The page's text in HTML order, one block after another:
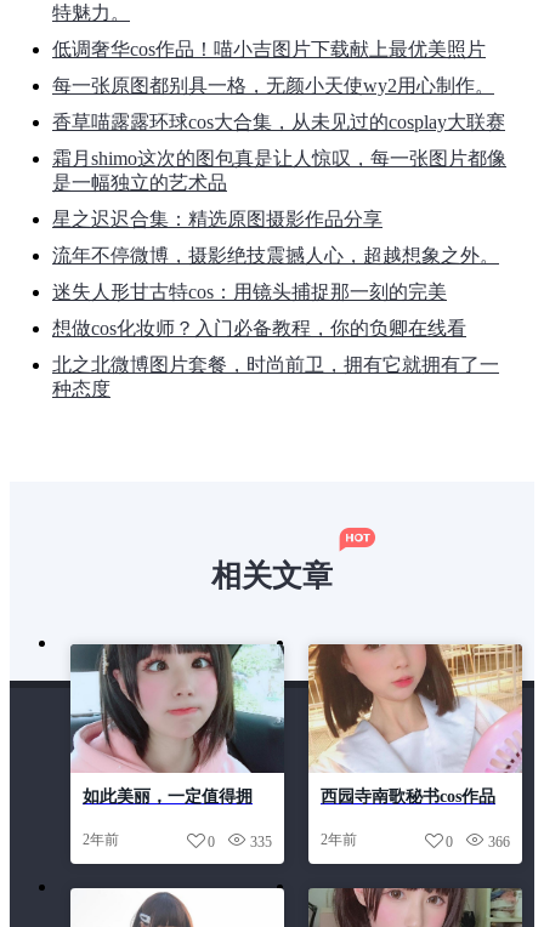
特魅力。
低调奢华cos作品！喵小吉图片下载献上最优美照片
每一张原图都别具一格，无颜小天使wy2用心制作。
香草喵露露环球cos大合集，从未见过的cosplay大联赛
霜月shimo这次的图包真是让人惊叹，每一张图片都像
是一幅独立的艺术品
星之迟迟合集：精选原图摄影作品分享
流年不停微博，摄影绝技震撼人心，超越想象之外。
迷失人形甘古特cos：用镜头捕捉那一刻的完美
想做cos化妆师？入门必备教程，你的负卿在线看
北之北微博图片套餐，时尚前卫，拥有它就拥有了一
种态度
相关文章
如此美丽，一定值得拥
2年前 335
0
西园寺南歌秘书cos作品
2年前 366
0